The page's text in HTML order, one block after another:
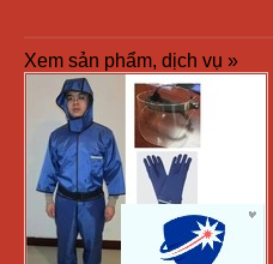
Xem sản phẩm, dịch vụ »